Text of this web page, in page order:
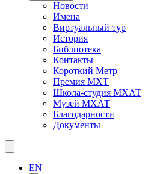
Новости
Имена
Виртуальный тур
История
Библиотека
Контакты
Короткий Метр
Премия МХТ
Школа-студия МХАТ
Музей МХАТ
Благодарности
Документы
EN